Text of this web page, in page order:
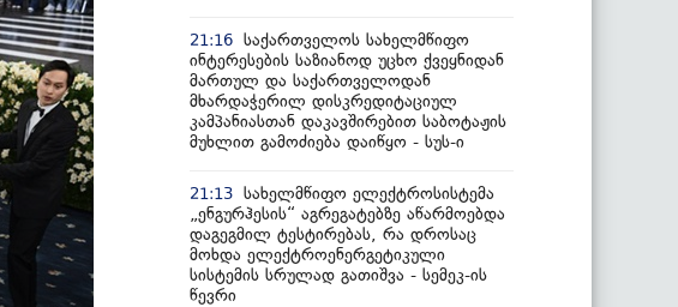
21:16 საქართველოს სახელმწიფო
ინტერესების საზიანოდ უცხო ქვეყნიდან
მართულ და საქართველოდან
მხარდაჭერილ დისკრედიტაციულ
კამპანიასთან დაკავშირებით საბოტაჟის
მუხლით გამოძიება დაიწყო - სუს-ი
21:13 სახელმწიფო ელექტროსისტემა
„ენგურჰესის“ აგრეგატებზე აწარმოებდა
დაგეგმილ ტესტირებას, რა დროსაც
მოხდა ელექტროენერგეტიკული
სისტემის სრულად გათიშვა - სემეკ-ის
წევრი